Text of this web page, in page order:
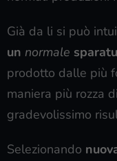
Già da li si può
un normale
prodotto dalle più
maniera più rozza
gradevolissimo
Selezionando